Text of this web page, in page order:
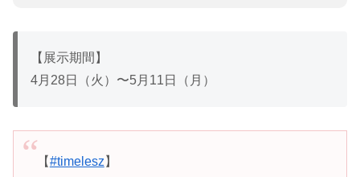
【展示期間】
4月28日（火）〜5月11日（月）
【#timelesz 】